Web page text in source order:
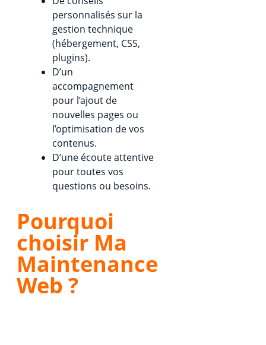
personnalisés sur la
gestion technique
(hébergement, CSS,
plugins).
D’un
accompagnement
pour l’ajout de
nouvelles pages ou
l’optimisation de vos
contenus.
D’une écoute attentive
pour toutes vos
questions ou besoins.
Pourquoi
choisir Ma
Maintenance
Web ?